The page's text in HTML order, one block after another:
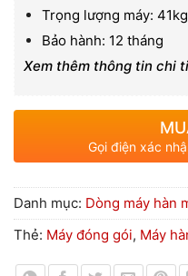
Trọng lượng máy: 41kg
Bảo hành: 12 tháng
Xem thêm thông tin chi
Gọi điện xác
Danh mục: Dòng máy hàn
Thẻ: Máy đóng gói, Máy